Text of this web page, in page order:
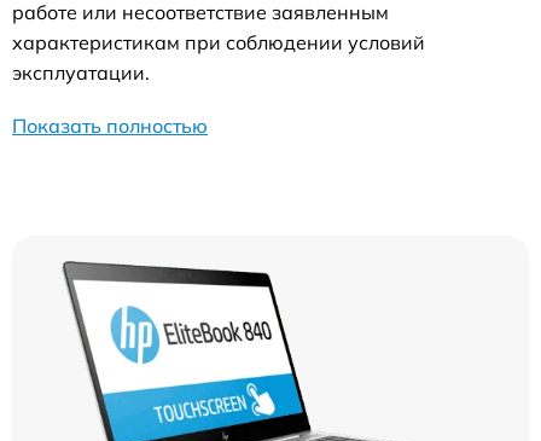
работе или несоответствие заявленным
характеристикам при соблюдении условий
эксплуатации.
Показать полностью